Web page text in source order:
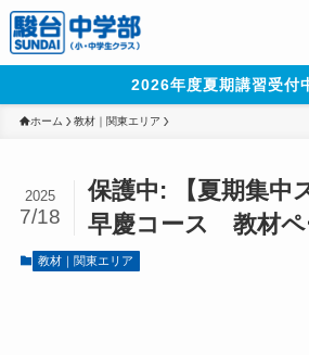
2026年度夏期講習受付
ホーム 教材｜関東エリア
保護中: 【夏期集中
早慶コース 教材ペ
2025
7/18
教材｜関東エリア